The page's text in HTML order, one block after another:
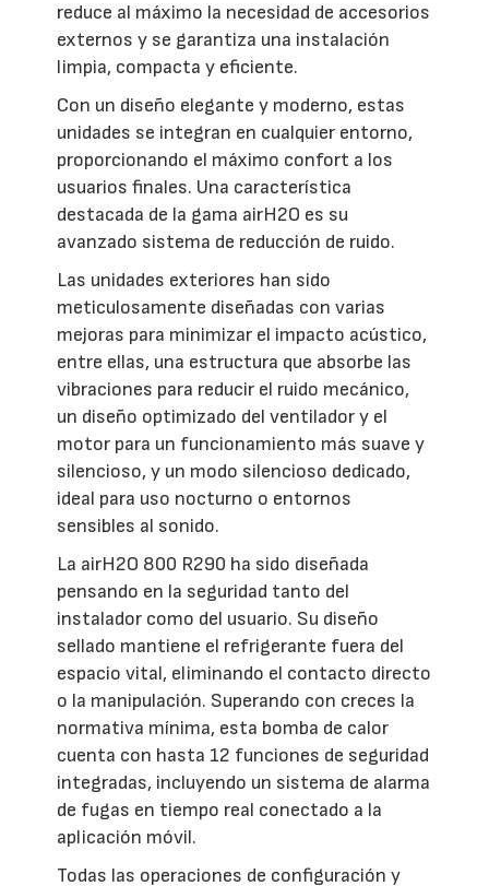
reduce al máximo la necesidad de accesorios
externos y se garantiza una instalación
limpia, compacta y eficiente.
Con un diseño elegante y moderno, estas
unidades se integran en cualquier entorno,
proporcionando el máximo confort a los
usuarios finales. Una característica
destacada de la gama airH2O es su
avanzado sistema de reducción de ruido.
Las unidades exteriores han sido
meticulosamente diseñadas con varias
mejoras para minimizar el impacto acústico,
entre ellas, una estructura que absorbe las
vibraciones para reducir el ruido mecánico,
un diseño optimizado del ventilador y el
motor para un funcionamiento más suave y
silencioso, y un modo silencioso dedicado,
ideal para uso nocturno o entornos
sensibles al sonido.
La airH2O 800 R290 ha sido diseñada
pensando en la seguridad tanto del
instalador como del usuario. Su diseño
sellado mantiene el refrigerante fuera del
espacio vital, eliminando el contacto directo
o la manipulación. Superando con creces la
normativa mínima, esta bomba de calor
cuenta con hasta 12 funciones de seguridad
integradas, incluyendo un sistema de alarma
de fugas en tiempo real conectado a la
aplicación móvil.
Todas las operaciones de configuración y